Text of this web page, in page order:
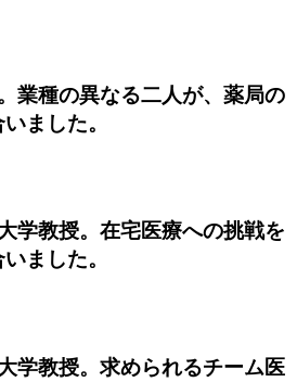
業種の異なる二人が、薬局の
ました。
学教授。在宅医療への挑戦を
ました。
学教授。求められるチーム医